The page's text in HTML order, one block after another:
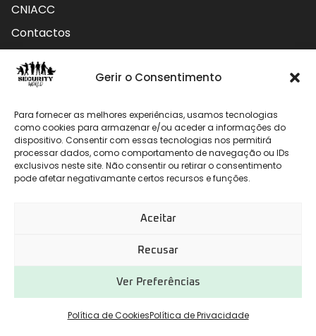
Gerir o Consentimento
Para fornecer as melhores experiências, usamos tecnologias
como cookies para armazenar e/ou aceder a informações do
dispositivo. Consentir com essas tecnologias nos permitirá
processar dados, como comportamento de navegação ou IDs
exclusivos neste site. Não consentir ou retirar o consentimento
pode afetar negativamante certos recursos e funções.
Aceitar
Recusar
Ver Preferências
Política de CookiesPolítica de Privacidade
CNIACC
Contactos
Contactos
912 009 740 (Chamada para rede móvel nacional)
geral@securityworld.pt
Desenvolvido por CHITAS WEBSOLUTIONS